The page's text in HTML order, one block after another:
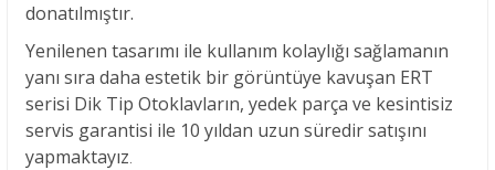
donatılmıştır.
Yenilenen tasarımı ile kullanım kolaylığı sağlamanın
yanı sıra daha estetik bir görüntüye kavuşan ERT
serisi Dik Tip Otoklavların, yedek parça ve kesintisiz
servis garantisi ile 10 yıldan uzun süredir satışını
yapmaktayız.